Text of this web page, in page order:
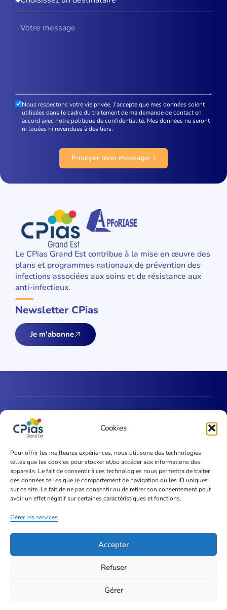
Cookies
Pour offrir les meilleures expériences, nous utilisons des technologies
telles que les cookies pour stocker et/ou accéder aux informations des
appareils. Le fait de consentir à ces technologies nous permettra de traiter
des données telles que le comportement de navigation ou les ID uniques
sur ce site. Le fait de ne pas consentir ou de retirer son consentement peut
avoir un effet négatif sur certaines caractéristiques et fonctions.
Gérer les services
Accepter
Refuser
Gérer
Nous respectons votre vie privée. J’accepte que mes données soient
utilisées dans le cadre du traitement de ma demande de contact en
accord avec notre politique de confidentialité. Mes données ne seront
ni louées ni revendues à des tiers.
Envoyer mon message
Le CPias Grand Est contribue à la mise en œuvre des
plans et programmes nationaux de prévention des
infections associées aux soins et de résistance aux
anti-infectieux.
Newsletter CPias
Je m'abonne
Une question ?
Espace privé
cpias.grand-est@chru-nancy.fr
Rue de Morvan
54 511 Vandoeuvre-Lès-Nancy